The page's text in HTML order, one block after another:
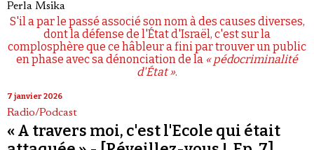
Perla Msika
S'il a par le passé associé son nom à des causes diverses,
dont la défense de l'État d'Israël, c'est sur la
complosphère que ce hâbleur a fini par trouver un public
en phase avec sa dénonciation de la « pédocriminalité
d'État ».
7 janvier 2026
Radio/Podcast
« A travers moi, c'est l'Ecole qui était